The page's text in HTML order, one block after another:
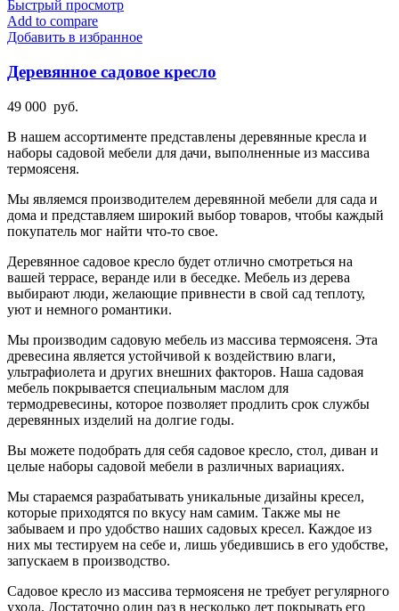
Быстрый просмотр
Add to compare
Добавить в избранное
Деревянное садовое кресло
49 000 руб.
В нашем ассортименте представлены деревянные кресла и
наборы садовой мебели для дачи, выполненные из массива
термоясеня.
Мы являемся производителем деревянной мебели для сада и
дома и представляем широкий выбор товаров, чтобы каждый
покупатель мог найти что-то свое.
Деревянное садовое кресло будет отлично смотреться на
вашей террасе, веранде или в беседке. Мебель из дерева
выбирают люди, желающие привнести в свой сад теплоту,
уют и немного романтики.
Мы производим садовую мебель из массива термоясеня. Эта
древесина является устойчивой к воздействию влаги,
ультрафиолета и других внешних факторов. Наша садовая
мебель покрывается специальным маслом для
термодревесины, которое позволяет продлить срок службы
деревянных изделий на долгие годы.
Вы можете подобрать для себя садовое кресло, стол, диван и
целые наборы садовой мебели в различных вариациях.
Мы стараемся разрабатывать уникальные дизайны кресел,
которые приходятся по вкусу нам самим. Также мы не
забываем и про удобство наших садовых кресел. Каждое из
них мы тестируем на себе и, лишь убедившись в его удобстве,
запускаем в производство.
Садовое кресло из массива термоясеня не требует регулярного
ухода. Достаточно один раз в несколько лет покрывать его